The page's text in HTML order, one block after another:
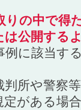
りの中で得
は公開する
例に該当す
判所や警察
定がある場合